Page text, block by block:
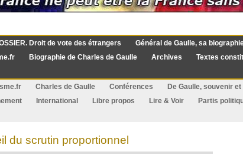
Droit de vote des étrangers Général de Gaulle, sa
Biographie de Charles de Gaulle Archives Textes
Charles de Gaulle Conférences De Gaulle, souvenir
International Libre propos Lire & Voir Partis
du scrutin proportionnel